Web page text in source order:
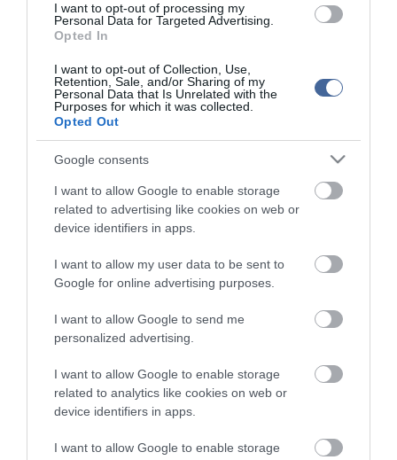
I want to opt-out of processing my
Personal Data for Targeted Advertising.
Opted In
I want to opt-out of Collection, Use,
Retention, Sale, and/or Sharing of my
Personal Data that Is Unrelated with the
Purposes for which it was collected.
Opted Out
Google consents
I want to allow Google to enable storage
related to advertising like cookies on web or
device identifiers in apps.
I want to allow my user data to be sent to
Google for online advertising purposes.
I want to allow Google to send me
personalized advertising.
I want to allow Google to enable storage
related to analytics like cookies on web or
device identifiers in apps.
I want to allow Google to enable storage
Traktorgumi és szalmabálák gyulladtak meg - leégett a
gabonasiló
Figyelem! A cikkhez hozzáfűzött hozzászólások nem ama.hunetwork nézeteit
tükrözik. A szerkesztőség mindössze a hírek publikációjával foglalkozik, a
kommenteket nem tudja befolyásolni - azok az olvasók személyes véleményét
tartalmazzák.
tartásával kommenteljenek!
ma.hu legfrissebb hírei:
Vitézy Dávid: 2,3 milliárd forint került vissza az államhoz
egy útdíjrendszeres ügylet felülvizsgálata után
megállítsa a tüzet
Második világháborús MG-42 géppuskát emeltek ki a
Dunából - a rendőrség lefoglalta
A Miniszterelnökség felmondta a Lounge Eventtel kötött
keretszerződését